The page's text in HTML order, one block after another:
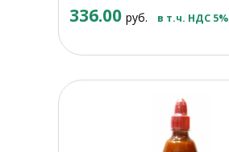
336.00 руб. в т.ч. НДС 5%